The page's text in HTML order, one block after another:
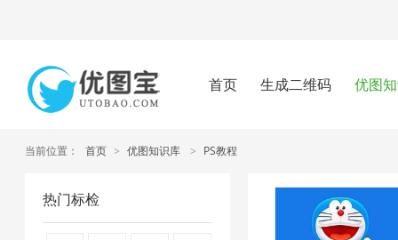
首页 生成二维码 优图
当前位置： 首页 > 优图知识库 > PS教程
热门标检